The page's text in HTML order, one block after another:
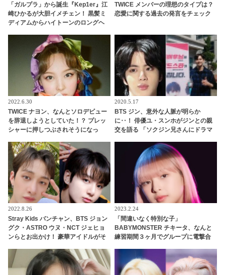
「ガルプラ」から誕生『Kep1er』江
崎ひかるが大胆イメチェン！ 黒髪ミ
ディアムからハイトーンのロングヘ
るの最新ビジュアルにデビューへの
期待高まる
TWICE メンバーの理想のタイプは？
恋愛に関する過去の発言をチェック
2022.6.30
TWICE ナヨン、なんとソロデビュー
を辞退しようとしていた！？ プレッ
シャーに押しつぶされそうになっ
ある言葉とは？
2020.5.17
BTS ジン、意外な人脈が明らか
に‥！ 俳優ユ・スンホがジンとの親
交を語る 「ソクジン兄さんにドラマ
外な交友関係はどのようにして生ま
れた・・？
2022.8.26
Stray Kids バンチャン、BTS ジョン
グク・ASTRO ウヌ・NCT ジェヒョ
ンらとお出かけ！ 豪華アイドルがそ
り・・ ジョングクの英語力アップに
も納得
2023.2.24
「間違いなく特別な子」
BABYMONSTER チキータ、なんと
練習期間３ヶ月でグループに電撃合
鼓判！ 圧巻の才能でYGエンタの重鎮
を唸らせる